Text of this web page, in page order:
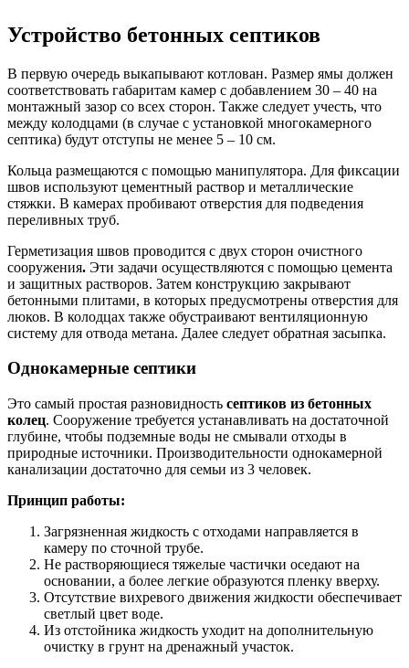
Устройство бетонных септиков
В первую очередь выкапывают котлован. Размер ямы должен
соответствовать габаритам камер с добавлением 30 – 40 на
монтажный зазор со всех сторон. Также следует учесть, что
между колодцами (в случае с установкой многокамерного
септика) будут отступы не менее 5 – 10 см.
Кольца размещаются с помощью манипулятора. Для фиксации
швов используют цементный раствор и металлические
стяжки. В камерах пробивают отверстия для подведения
переливных труб.
Герметизация швов проводится с двух сторон очистного
сооружения. Эти задачи осуществляются с помощью цемента
и защитных растворов. Затем конструкцию закрывают
бетонными плитами, в которых предусмотрены отверстия для
люков. В колодцах также обустраивают вентиляционную
систему для отвода метана. Далее следует обратная засыпка.
Однокамерные септики
Это самый простая разновидность септиков из бетонных
колец. Сооружение требуется устанавливать на достаточной
глубине, чтобы подземные воды не смывали отходы в
природные источники. Производительности однокамерной
канализации достаточно для семьи из 3 человек.
Принцип работы:
Загрязненная жидкость с отходами направляется в
камеру по сточной трубе.
Не растворяющиеся тяжелые частички оседают на
основании, а более легкие образуются пленку вверху.
Отсутствие вихревого движения жидкости обеспечивает
светлый цвет воде.
Из отстойника жидкость уходит на дополнительную
очистку в грунт на дренажный участок.